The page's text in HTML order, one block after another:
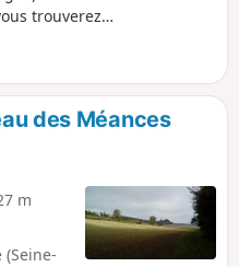
trouverez
pourprée).
les bois
(Ophrys
pourpre) ou
floraison a
alors ses
ni cueillir, ni
rares est
janvier
des Méances
m